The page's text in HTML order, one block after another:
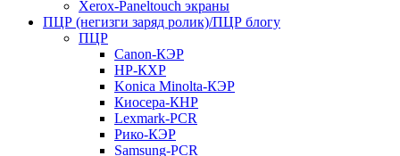
Xerox-Paneltouch экраны
ПЦР (негизги заряд ролик)/ПЦР блогу
ПЦР
Canon-КЭР
HP-КХР
Konica Minolta-КЭР
Киосера-КНР
Lexmark-PCR
Рико-КЭР
Samsung-PCR